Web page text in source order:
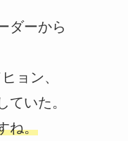
ダーから
ョン、
いた。
ね。